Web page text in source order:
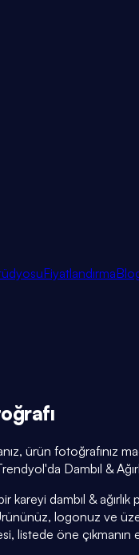
Fiyatlandırma
ürün
Dambıl &
dambıl &
logonuz ve
listede öne çıkmanın